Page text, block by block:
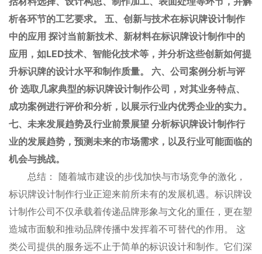
析各环节的工艺要求。 五、创新与技术在标识牌设计制作
中的应用 探讨当前新技术、新材料在标识牌设计制作中的
应用，如LED技术、智能化技术等，并分析这些创新如何提
升标识牌的设计水平和制作质量。 六、公司案例分析与评
价 选取几家典型的标识牌设计制作公司，对其业务特点、
成功案例进行评价和分析，以展示行业内优秀企业的实力。
七、未来发展趋势及行业前景展望 分析标识牌设计制作行
业的发展趋势，预测未来的市场需求，以及行业可能面临的
机会与挑战。
总结： 随着城市建设的步伐加快与市场竞争的激化，
标识牌设计制作行业正迎来前所未有的发展机遇。标识牌设
计制作公司不仅承载着传递品牌形象与文化的重任，更在塑
造城市面貌和推动品牌传播中发挥着不可替代的作用。 这
类公司提供的服务远不止于简单的标识设计和制作。它们深